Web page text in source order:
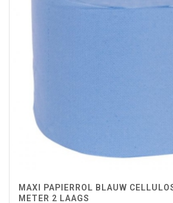
MAXI PAPIERROL BLAUW
METER 2 LAAGS